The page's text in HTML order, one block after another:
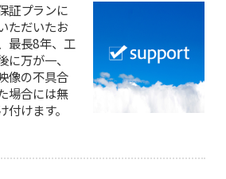
証プランに
ただいたお
最長8年、工
に万が一、
像の不具合
場合には無
付けます。